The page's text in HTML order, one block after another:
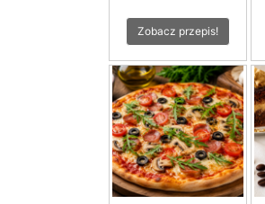
Zobacz przepis!